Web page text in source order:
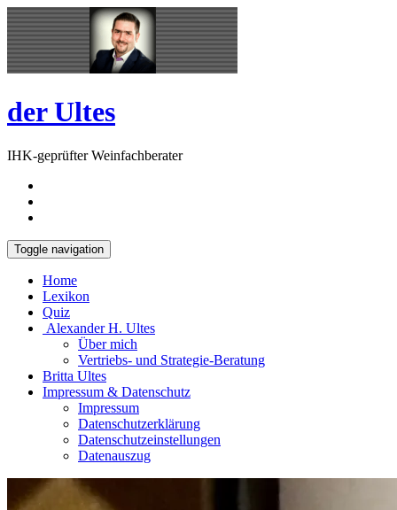
Skip
to
content
Open
Sidebar
der Ultes
IHK-geprüfter Weinfachberater
Toggle navigation
Home
Lexikon
Quiz
Alexander H. Ultes
Über mich
Vertriebs- und Strategie-Beratung
Britta Ultes
Impressum & Datenschutz
Impressum
Datenschutzerklärung
Datenschutzeinstellungen
Datenauszug